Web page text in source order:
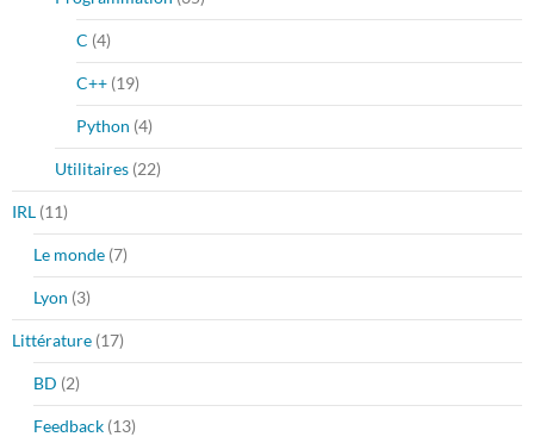
C (4)
C++ (19)
Python (4)
Utilitaires (22)
IRL (11)
Le monde (7)
Lyon (3)
Littérature (17)
BD (2)
Feedback (13)